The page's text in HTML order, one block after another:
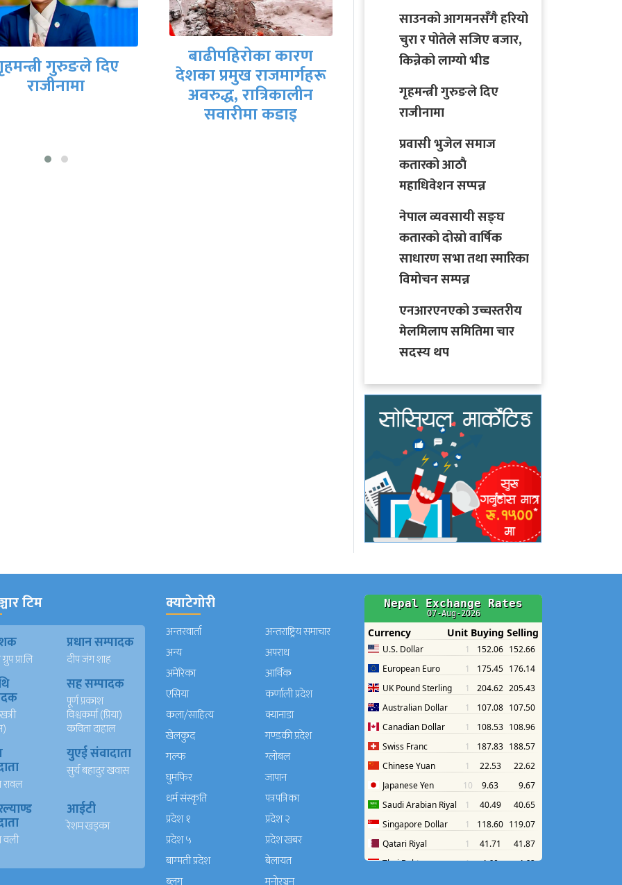
कारण
प्रमुख राजमार्गहरू
अवरुद्ध, रात्रिकालीन
मिटरब्याजपीडित र
सरकारी वार्ता टोलीबीच
आजै सम्झौतापत्रमा
हस्ताक्षर हुने तयारी
साउनको आगमनसँगै
हरियो चुरा र पोतेले सजिए
बजार, किन्नेको लाग्यो…
साउनको आगमनसँगै हरियो
चुरा र पोतेले सजिए बजार,
किन्नेको लाग्यो भीड
गृहमन्त्री गुरुङले दिए
राजीनामा
प्रवासी भुजेल समाज
कतारको आठाै
महाधिवेशन सप्पन्न
नेपाल व्यवसायी सङ्घ
कतारको दोस्रो वार्षिक
साधारण सभा तथा स्मारिका
विमोचन सम्पन्न
एनआरएनएको उच्चस्तरीय
मेलमिलाप समितिमा चार
सदस्य थप
टिम
प्रा.लि
प्रधान सम्पादक
दीप जंग शाह
सह सम्पादक
पूर्ण प्रकाश
विश्वकर्मा (प्रिया)
कविता दाहाल
युएई संवादाता
सुर्य बहादुर खवास
आईटी
रेशम खड्का
क्याटेगोरी
अन्तरवार्ता
अन्तराष्ट्रिय समाचार
अन्य
अपराध
अमेरिका
आर्थिक
एसिया
कर्णाली प्रदेश
कला/साहित्य
क्यानाडा
खेलकुद
गण्डकी प्रदेश
गल्फ
ग्लोबल
घुमफिर
जापान
धर्म संस्कृति
पत्रपत्रिका
प्रदेश १
प्रदेश २
प्रदेश ५
प्रदेश खबर
बाग्मती प्रदेश
बेलायत